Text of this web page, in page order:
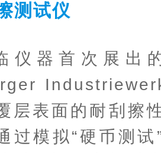
测试仪
仪器首次展出
层表面的耐刮擦
过模拟“硬币测